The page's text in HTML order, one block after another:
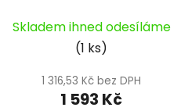
Skladem ihned odesíláme
(1 ks)
1 316,53 Kč bez DPH
1 593 Kč